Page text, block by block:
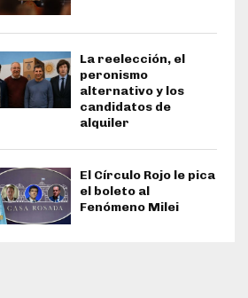
La reelección, el
peronismo
alternativo y los
candidatos de
alquiler
El Círculo Rojo le pica
el boleto al
Fenómeno Milei